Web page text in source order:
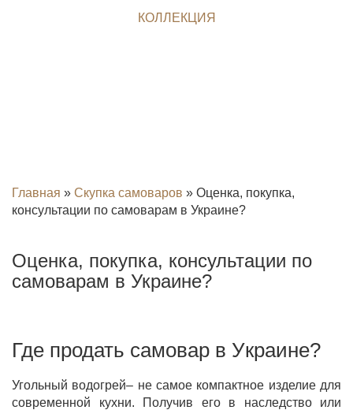
КОЛЛЕКЦИЯ
Главная » Скупка самоваров » Оценка, покупка,
консультации по самоварам в Украине?
Оценка, покупка, консультации по
самоварам в Украине?
Где продать самовар в Украине?
Угольный водогрей– не самое компактное изделие для
современной кухни. Получив его в наследство или